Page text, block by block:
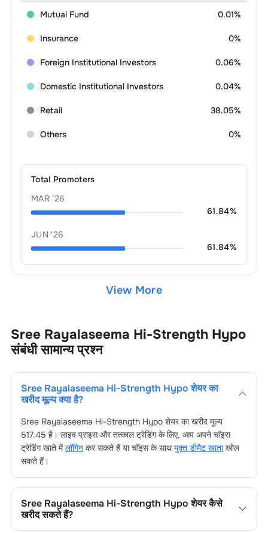
Mutual Fund 0.01%
Insurance 0%
Foreign Institutional Investors 0.06%
Domestic Institutional Investors 0.04%
Retail 38.05%
Others 0%
Total Promoters
MAR '26
61.84%
JUN '26
61.84%
View More
Sree Rayalaseema Hi-Strength Hypo
संबंधी सामान्य प्रश्न
Sree Rayalaseema Hi-Strength Hypoशेयर का
खरीद मूल्य क्या है?
Sree Rayalaseema Hi-Strength Hypoशेयर का खरीद मूल्य
517.45 है। लाइव प्राइस और तत्काल ट्रेडिंग के लिए, आप अपने चॉइस
ट्रेडिंग खाते मेंलॉगिनकर सकते हैं या चॉइस के साथमुक्त डीमैट खाताखोल
सकते हैं।
Sree Rayalaseema Hi-Strength Hypoशेयर कैसे
खरीद सकते हैं?